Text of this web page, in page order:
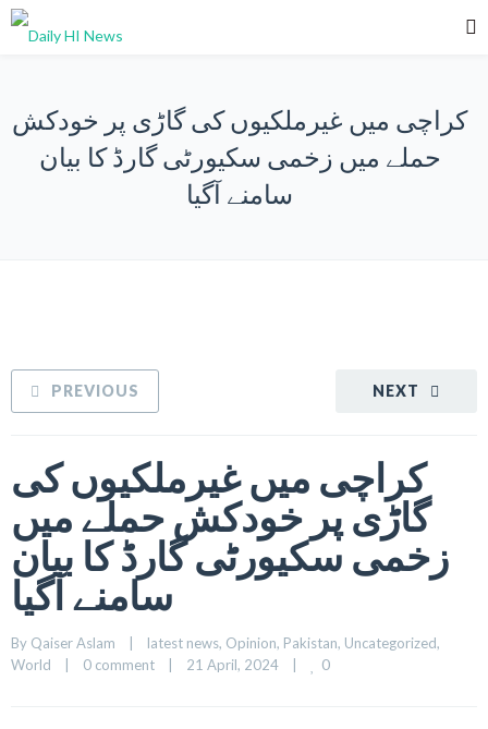
کراچی میں غیرملکیوں کی گاڑی پر خودکش
حملے میں زخمی سکیورٹی گارڈ کا بیان
سامنے آگیا
NEXT
PREVIOUS
کراچی میں غیرملکیوں کی
گاڑی پر خودکش حملے میں
زخمی سکیورٹی گارڈ کا بیان
سامنے آگیا
By Qaiser Aslam latest news, Opinion, Pakistan, Uncategorized
World
0 comment 21 April, 2024 0